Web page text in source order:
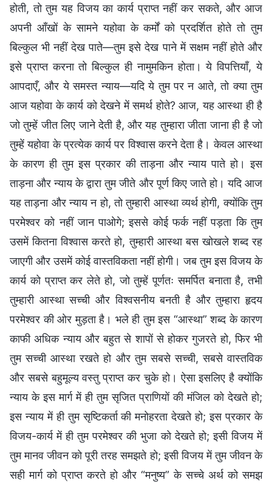
होती, तो तुम यह विजय का कार्य प्राप्त नहीं कर सकते, और आज
अपनी आँखों के सामने यहोवा के कर्मों को प्रदर्शित होते तो तुम
बिल्कुल भी नहीं देख पाते—तुम इसे देख पाने में सक्षम नहीं होते और
इसे प्राप्त करना तो बिल्कुल ही नामुमकिन होता। ये विपत्तियाँ, ये
आपदाएँ, और ये समस्त न्याय—यदि ये तुम पर न आते, तो क्या तुम
आज यहोवा के कार्य को देखने में समर्थ होते? आज, यह आस्था ही है
जो तुम्हें जीत लिए जाने देती है, और यह तुम्हारा जीता जाना ही है जो
तुम्हें यहोवा के प्रत्येक कार्य पर विश्वास करने देता है। केवल आस्था
के कारण ही तुम इस प्रकार की ताड़ना और न्याय पाते हो। इस
ताड़ना और न्याय के द्वारा तुम जीते और पूर्ण किए जाते हो। यदि आज
यह ताड़ना और न्याय न हो, तो तुम्हारी आस्था व्यर्थ होगी, क्योंकि तुम
परमेश्वर को नहीं जान पाओगे; इससे कोई फर्क नहीं पड़ता कि तुम
उसमें कितना विश्वास करते हो, तुम्हारी आस्था बस खोखले शब्द रह
जाएगी और उसमें कोई वास्तविकता नहीं होगी। जब तुम इस विजय के
कार्य को प्राप्त कर लेते हो, जो तुम्हें पूर्णतः समर्पित बनाता है, तभी
तुम्हारी आस्था सच्ची और विश्वसनीय बनती है और तुम्हारा हृदय
परमेश्वर की ओर मुड़ता है। भले ही तुम इस “आस्था” शब्द के कारण
काफी अधिक न्याय और बहुत से शापों से होकर गुजरते हो, फिर भी
तुम सच्ची आस्था रखते हो और तुम सबसे सच्ची, सबसे वास्तविक
और सबसे बहुमूल्य वस्तु प्राप्त कर चुके हो। ऐसा इसलिए है क्योंकि
न्याय के इस मार्ग में ही तुम सृजित प्राणियों की मंजिल को देखते हो;
इस न्याय में ही तुम सृष्टिकर्ता की मनोहरता देखते हो; इस प्रकार के
विजय-कार्य में ही तुम परमेश्वर की भुजा को देखते हो; इसी विजय में
तुम मानव जीवन को पूरी तरह समझते हो; इसी विजय में तुम जीवन के
सही मार्ग को प्राप्त करते हो और “मनुष्य” के सच्चे अर्थ को समझ